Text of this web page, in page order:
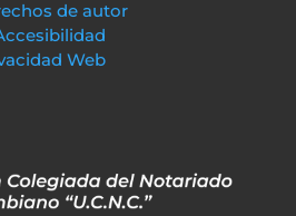
de autor
Web